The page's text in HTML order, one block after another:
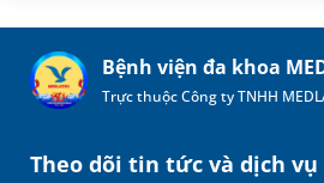
Bệnh viện đa khoa
Trực thuộc Công ty TNHH
Theo dõi tin tức và dịch